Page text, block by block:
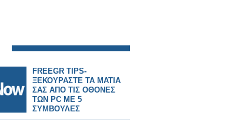
FREEGR TIPS-
ΞΕΚΟΥΡΑΣΤΕ ΤΑ ΜΑΤΙΑ
ΣΑΣ ΑΠΟ ΤΙΣ ΟΘΟΝΕΣ
ΤΩΝ PC ME 5
ΣΥΜΒΟΥΛΕΣ